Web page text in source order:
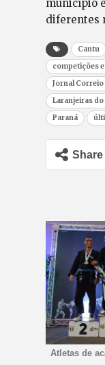
município
diferentes
Cantu
competições
Jornal Correio
Laranjeiras do
Paraná
Share
Atletas de